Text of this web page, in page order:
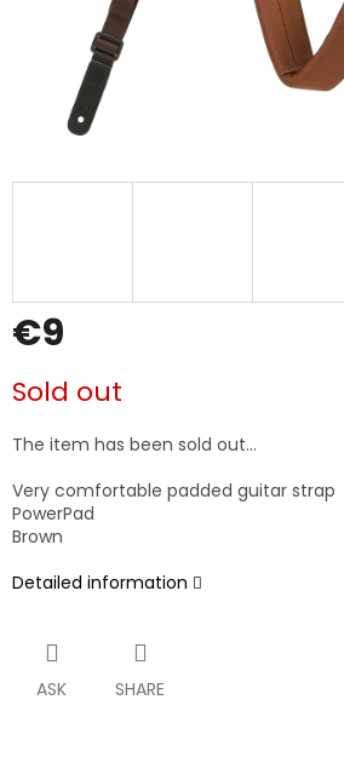
€9
price:
Sold out
The item has been sold out…
Very comfortable padded guitar strap
PowerPad
Brown
Detailed information
ASK SHARE